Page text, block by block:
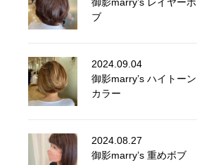
ブ
2024.09.04
御影marry’s ハイトーン
カラー
2024.08.27
御影marry’s 重めボブ